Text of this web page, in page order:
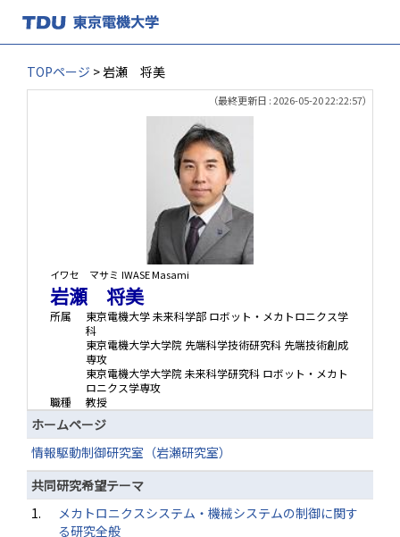
TOPページ > 岩瀬 将美
（最終更新日 : 2026-05-20 22:22:57）
イワセ マサミ IWASE Masami
岩瀬 将美
所属
東京電機大学 未来科学部 ロボット・メカトロニクス学
科
東京電機大学大学院 先端科学技術研究科 先端技術創成
専攻
東京電機大学大学院 未来科学研究科 ロボット・メカト
ロニクス学専攻
職種
教授
ホームページ
情報駆動制御研究室（岩瀬研究室）
共同研究希望テーマ
1.
メカトロニクスシステム・機械システムの制御に関す
る研究全般